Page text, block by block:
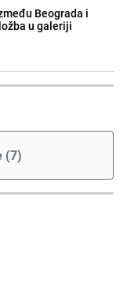
Beograda i
u galeriji
(7)